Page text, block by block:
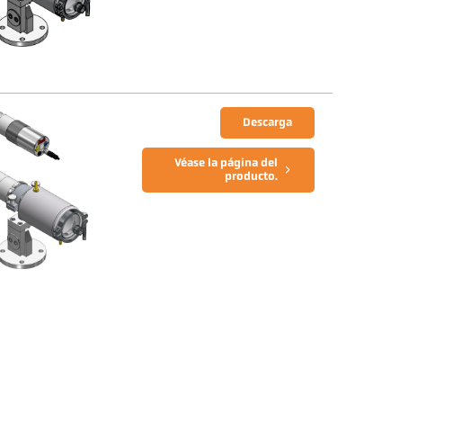
Descarga
Véase la página del
producto.